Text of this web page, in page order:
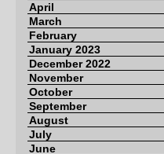
April
March
February
January 2023
December 2022
November
October
September
August
July
June